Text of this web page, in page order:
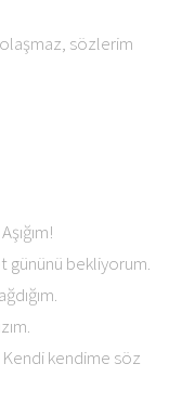
sözlerim
gününü bekliyorum.
kendime söz